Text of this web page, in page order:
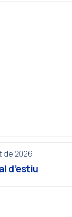
de 2026
d’estiu